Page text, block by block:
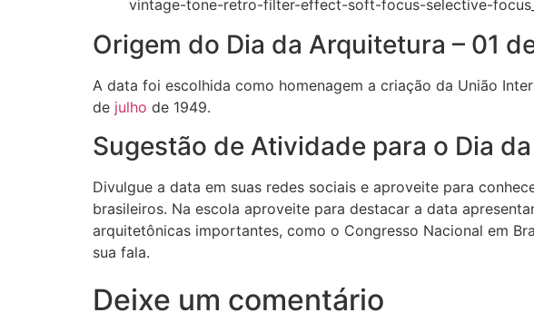
Origem do Dia da Arquitetura – 01
A data foi escolhida como homenagem a criação da União
de julho de 1949.
Sugestão de Atividade para o Dia
Divulgue a data em suas redes sociais e aproveite para
brasileiros. Na escola aproveite para destacar a data
arquitetônicas importantes, como o Congresso Nacional em
sua fala.
Deixe um comentário